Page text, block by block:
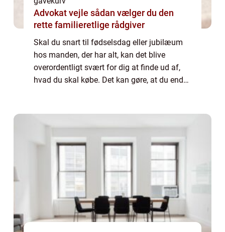
Advokat vejle sådan vælger du den
rette familieretlige rådgiver
Skal du snart til fødselsdag eller jubilæum
hos manden, der har alt, kan det blive
overordentligt svært for dig at finde ud af,
hvad du skal købe. Det kan gøre, at du ender